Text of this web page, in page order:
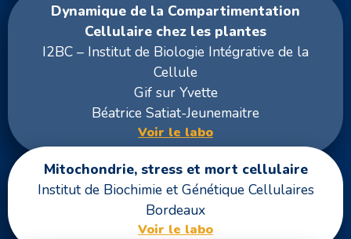
Dynamique de la Compartimentation
Cellulaire chez les plantes
I2BC – Institut de Biologie Intégrative de la
Cellule
Gif sur Yvette
Béatrice Satiat-Jeunemaitre
Voir le labo
Mitochondrie, stress et mort cellulaire
Institut de Biochimie et Génétique Cellulaires
Bordeaux
Voir le labo